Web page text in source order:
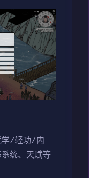
学/轻功/内
统、天赋等